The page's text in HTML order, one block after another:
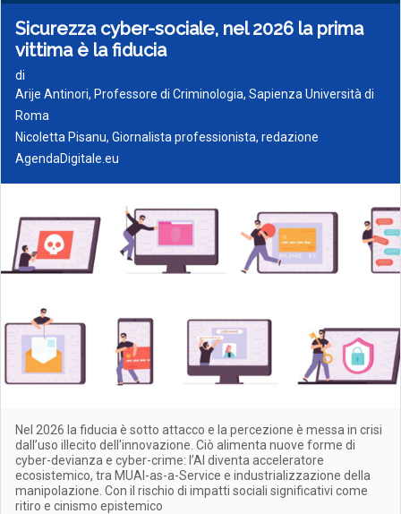
Sicurezza cyber-sociale, nel 2026 la prima
vittima è la fiducia
di
Arije Antinori, Professore di Criminologia, Sapienza Università di
Roma
Nicoletta Pisanu, Giornalista professionista, redazione
AgendaDigitale.eu
Nel 2026 la fiducia è sotto attacco e la percezione è messa in crisi
dall’uso illecito dell'innovazione. Ciò alimenta nuove forme di
cyber-devianza e cyber-crime: l’AI diventa acceleratore
ecosistemico, tra MUAI-as-a-Service e industrializzazione della
manipolazione. Con il rischio di impatti sociali significativi come
ritiro e cinismo epistemico